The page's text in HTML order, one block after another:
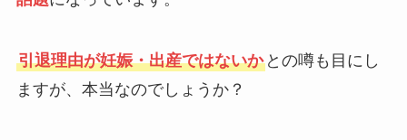
引退理由が妊娠・出産ではないかとの噂も目にし
ますが、本当なのでしょうか？